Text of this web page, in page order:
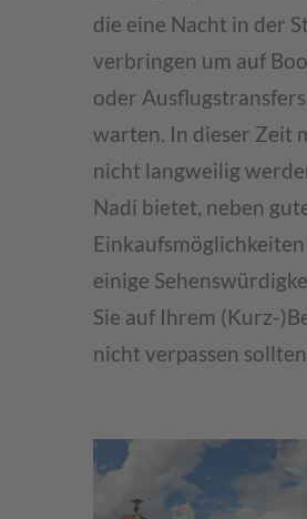
die eine Nacht in der
verbringen um auf
oder Ausflugstransfers
warten. In dieser Zeit
nicht langweilig
Nadi bietet, neben
Einkaufsmöglichkeiten
einige
Sie auf Ihrem (Kurz-
nicht verpassen